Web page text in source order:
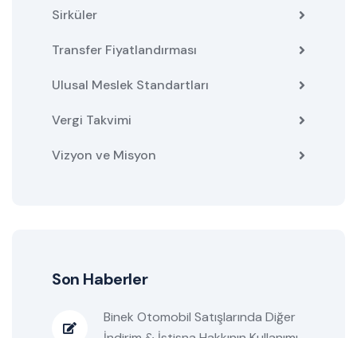
Sirküler
Transfer Fiyatlandırması
Ulusal Meslek Standartları
Vergi Takvimi
Vizyon ve Misyon
Son Haberler
Binek Otomobil Satışlarında Diğer